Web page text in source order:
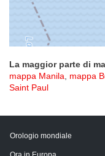
La maggior parte di
mappa Manila, mappa
Saint Paul
Orologio mondiale